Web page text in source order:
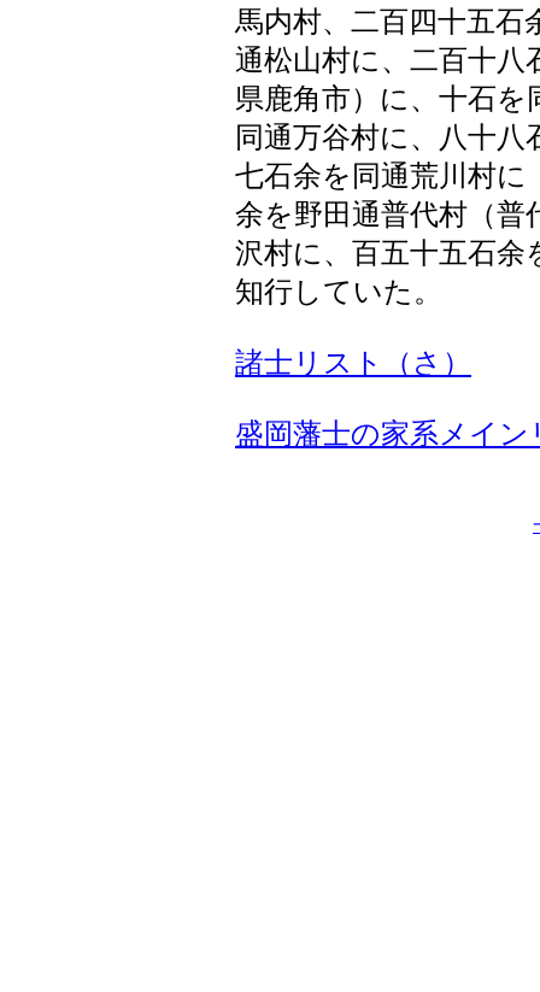
馬内村、二百四十五石
通松山村に、二百十八
県鹿角市）に、十石を
同通万谷村に、八十
七石余を同通荒川村に
余を野田通普代村（普
沢村に、百五十五石余
知行していた。
諸士リスト（さ）
盛岡藩士の家系メイン